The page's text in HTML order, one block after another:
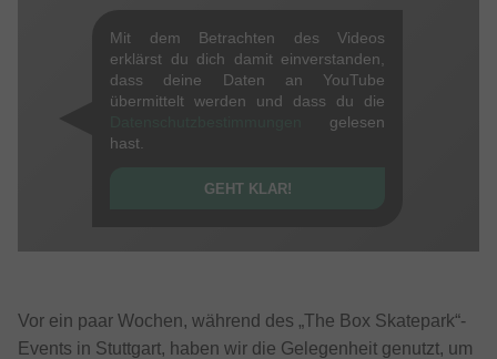
Mit dem Betrachten des Videos
erklärst du dich damit einverstanden,
dass deine Daten an YouTube
übermittelt werden und dass du die
gelesen
hast.
GEHT KLAR!
Vor ein paar Wochen, während des „The Box Skatepark“-
Events in Stuttgart, haben wir die Gelegenheit genutzt, um